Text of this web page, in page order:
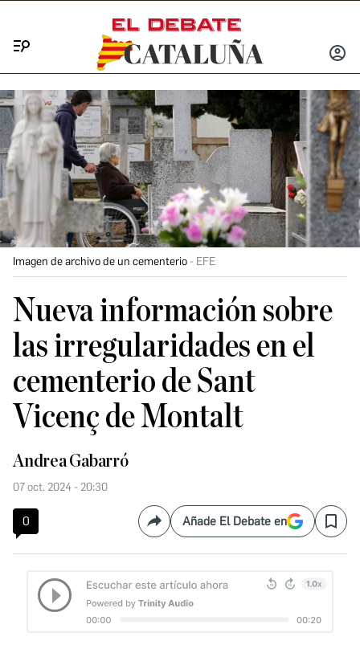
INICIAR
Imagen de archivo de un cementerio EFE
Nueva información sobre
las irregularidades en el
cementerio de Sant
Vicenç de Montalt
Andrea Gabarró
07 oct. 2024 - 20:30
0 CompartirAñade El Debate en Save